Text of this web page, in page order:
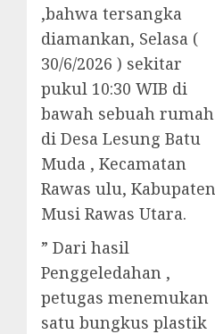
,bahwa tersangka
diamankan, Selasa (
30/6/2026 ) sekitar
pukul 10:30 WIB di
bawah sebuah rumah
di Desa Lesung Batu
Muda , Kecamatan
Rawas ulu, Kabupaten
Musi Rawas Utara.
” Dari hasil
Penggeledahan ,
petugas menemukan
satu bungkus plastik